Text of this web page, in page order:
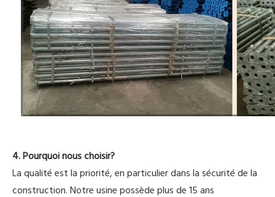
4. Pourquoi nous choisir?
La qualité est la priorité, en particulier dans la sécurité de la
construction. Notre usine possède plus de 15 ans